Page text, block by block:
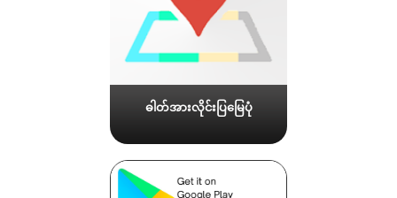
ဓါတ်အားလိုင်းပြမြေပုံ